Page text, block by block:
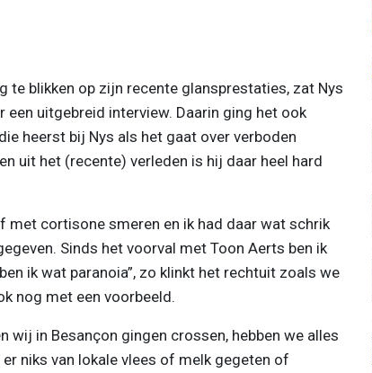
te blikken op zijn recente glansprestaties, zat Nys
uitgebreid interview. Daarin ging het ook
heerst bij Nys als het gaat over verboden
uit het (recente) verleden is hij daar heel hard
met cortisone smeren en ik had daar wat schrik
Sinds het voorval met Toon Aerts ben ik
ik wat paranoia”, zo klinkt het rechtuit zoals we
nog met een voorbeeld.
wij in Besançon gingen crossen, hebben we alles
niks van lokale vlees of melk gegeten of